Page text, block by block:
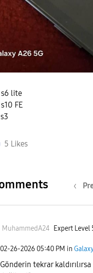
lite
FE
5 Likes
MuhammedA24 Expert Level
‎02-26-2026 05:40 PM in
Gönderin tekrar